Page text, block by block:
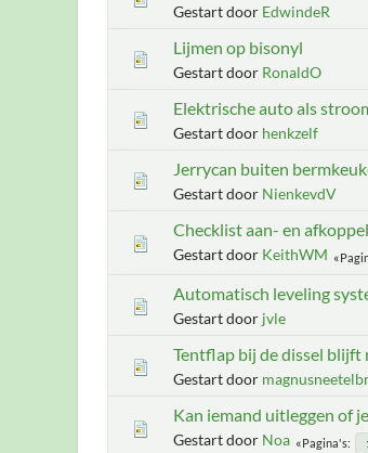
Gestart door EdwindeR
Lijmen op bisonyl
Gestart door RonaldO
Elektrische auto als
Gestart door henkzelf
Jerrycan buiten
Gestart door NienkevdV
Checklist aan- en
Gestart door KeithWM
Automatisch leveling
Gestart door jvle
Tentflap bij de dissel blijft
Gestart door
Kan iemand uitleggen of
Gestart door Noa Pagina's